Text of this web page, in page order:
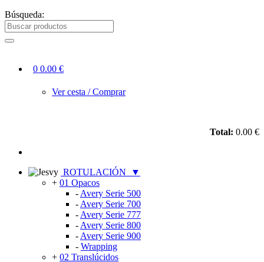
Búsqueda:
0 0.00 €
Ver cesta / Comprar
Total: 0.00 €
ROTULACIÓN
▼
+ 01 Opacos
- Avery Serie 500
- Avery Serie 700
- Avery Serie 777
- Avery Serie 800
- Avery Serie 900
- Wrapping
+ 02 Translúcidos